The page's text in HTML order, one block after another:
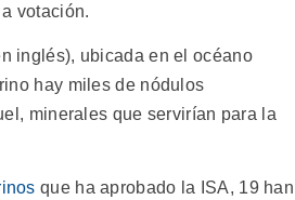
votación.
inglés), ubicada en el océano
hay miles de nódulos
minerales que servirían para la
que ha aprobado la ISA, 19 han